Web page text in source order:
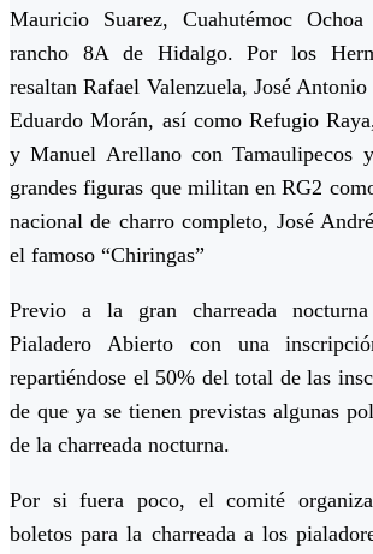
Mauricio Suarez, Cuahutémoc
rancho 8A de Hidalgo. Por los
resaltan Rafael Valenzuela, José
Eduardo Morán, así como Refugio
y Manuel Arellano con Tamaulipecos
grandes figuras que militan en RG2
nacional de charro completo, José
el famoso “Chiringas”
Previo a la gran charreada
Pialadero Abierto con una
repartiéndose el 50% del total de las
de que ya se tienen previstas algunas
de la charreada nocturna.
Por si fuera poco, el comité
boletos para la charreada a los